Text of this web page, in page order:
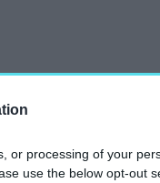
or processing of your
use the below opt-out